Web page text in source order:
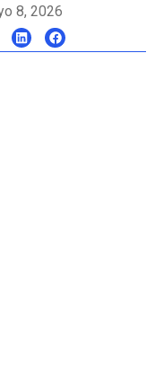
8, 2026